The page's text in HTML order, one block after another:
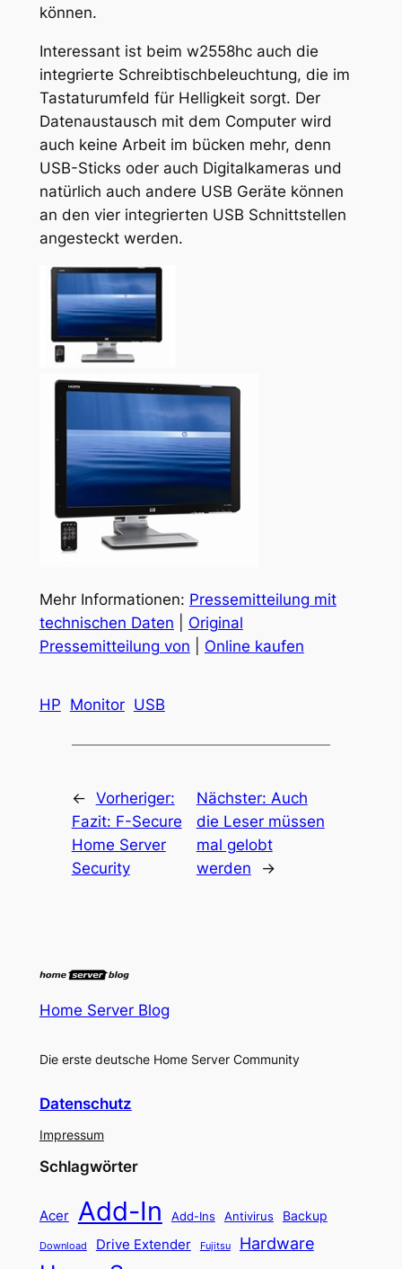
können.
Interessant ist beim w2558hc auch die
integrierte Schreibtischbeleuchtung, die im
Tastaturumfeld für Helligkeit sorgt. Der
Datenaustausch mit dem Computer wird
auch keine Arbeit im bücken mehr, denn
USB-Sticks oder auch Digitalkameras und
natürlich auch andere USB Geräte können
an den vier integrierten USB Schnittstellen
angesteckt werden.
Mehr Informationen: Pressemitteilung mit
technischen Daten
Original
Pressemitteilung von
Online kaufen
HP Monitor USB
← Vorheriger:
Fazit: F-Secure
Home Server
Security
Nächster: Auch
die Leser müssen
mal gelobt
werden
→
Home Server Blog
Die erste deutsche Home Server Community
Datenschutz
Impressum
Schlagwörter
Acer Add-In Add-Ins Antivirus Backup
Download Drive Extender Fujitsu Hardware